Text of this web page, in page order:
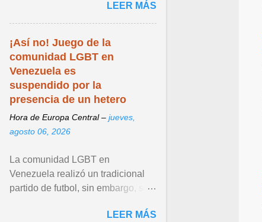
como un espacio ... Ver articulo ...
LEER MÁS
¡Así no! Juego de la
comunidad LGBT en
Venezuela es
suspendido por la
presencia de un hetero
Hora de Europa Central – jueves,
agosto 06, 2026
La comunidad LGBT en
Venezuela realizó un tradicional
partido de futbol, sin embargo, su
por una trampa que ... Ver articulo
LEER MÁS